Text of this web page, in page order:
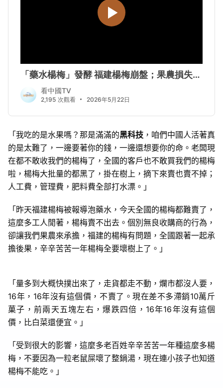
「我吃的是水果嗎？那是滿滿的黑科技 ，咱們中國人活著真
的是太難了，一邊要著你的錢，一邊還想要你的命。老闆現
在都不敢收我們的楊梅了，全國的客戶也不敢買我們的楊梅
啦，楊梅大批量的都黑了，掛在樹上，摘下來賣也賣不掉；
人工費，管理費，肥料費全部打水漂。」
「昨天福建楊梅被報導泡藥水，今天全國的楊梅都難賣了，
這麼多工人閒著，楊梅賣不出去。個別無良收購商的行為，
卻讓我們果農來承擔，福建的楊梅有問題，全國跟著一起承
擔後果，辛辛苦苦一年楊梅全要壞樹上了。」
「量多到大概快撲出來了，走貨都走不動，爛市都沒人要，
16年，16年沒有這個價，不賣了。現在差不多滯銷10萬斤
菓子，前兩天五塊左右，爆跌四倍，16年16年沒有這個
價，比白菜還便宜。」
「受到很大的影響，這麼多老百姓辛辛苦苦一年種這麼多楊
梅，不要因為一粒老鼠屎壞了整鍋湯，現在連小孩子也知道
楊梅不能吃。」